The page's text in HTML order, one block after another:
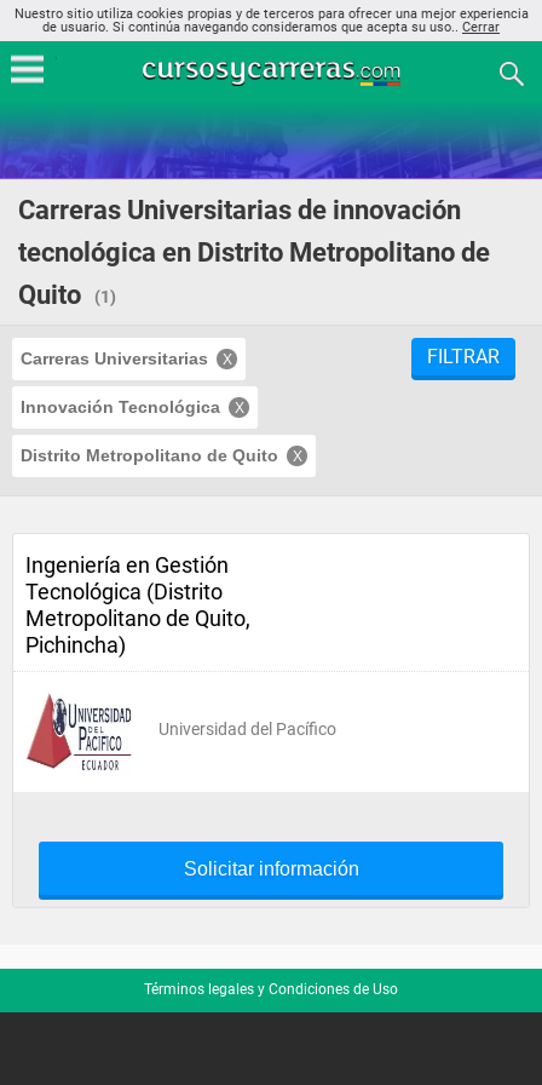
Nuestro sitio utiliza cookies propias y de terceros para ofrecer una mejor experiencia
de usuario. Si continúa navegando consideramos que acepta su uso.. Cerrar
Carreras Universitarias de innovación
tecnológica en Distrito Metropolitano de
Quito
(1)
Carreras Universitarias
Innovación Tecnológica
Distrito Metropolitano de Quito
FILTRAR
Ingeniería en Gestión
Tecnológica (Distrito
Metropolitano de Quito,
Pichincha)
Universidad del Pacífico
Solicitar información
Términos legales y Condiciones de Uso